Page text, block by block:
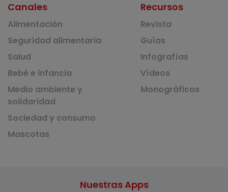
Canales
Alimentación
Seguridad alimentaria
Salud
Bebé e infancia
Medio ambiente y
solidaridad
Sociedad y consumo
Mascotas
Recursos
Revista
Guías
Infografías
Vídeos
Monográficos
Nuestras Apps